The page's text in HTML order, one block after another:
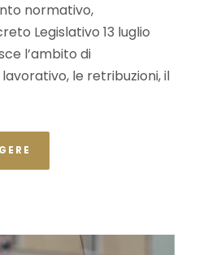
normativo,
Legislativo 13 luglio
l’ambito di
le retribuzioni, il